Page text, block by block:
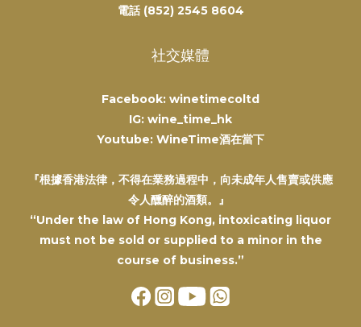
電話 (852) 2545 8604
社交媒體
Facebook: winetimecoltd
IG: wine_time_hk
Youtube: WineTime酒在當下
『根據香港法律，不得在業務過程中，向未成年人售賣或供應
令人醺醉的酒類。』
“Under the law of Hong Kong, intoxicating liquor
must not be sold or supplied to a minor in the
course of business.”